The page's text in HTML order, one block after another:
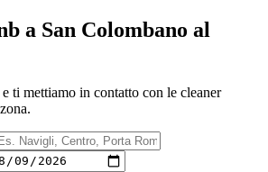
a San Colombano al
ti mettiamo in contatto con le cleaner